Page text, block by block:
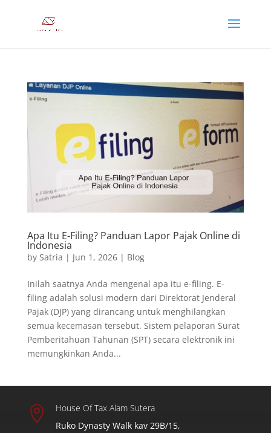
Apa Itu E-Filing? Panduan Lapor Pajak Online di
Indonesia
by Satria | Jun 1, 2026| Blog
Inilah saatnya Anda mengenal apa itu e-filing. E-
filing adalah solusi modern dari Direktorat Jenderal
Pajak (DJP) yang dirancang untuk menghilangkan
semua kecemasan tersebut. Sistem pelaporan Surat
Pemberitahuan Tahunan (SPT) secara elektronik ini
memungkinkan Anda...

House Of Tax Alam Sutera
Ruko Dynasty Walk kav 29B/15,